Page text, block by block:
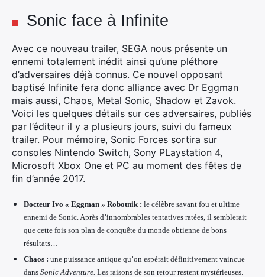
Sonic face à Infinite
Avec ce nouveau trailer, SEGA nous présente un
ennemi totalement inédit ainsi qu’une pléthore
d’adversaires déjà connus. Ce nouvel opposant
baptisé Infinite fera donc alliance avec Dr Eggman
mais aussi, Chaos, Metal Sonic, Shadow et Zavok.
Voici les quelques détails sur ces adversaires, publiés
par l’éditeur il y a plusieurs jours, suivi du fameux
trailer. Pour mémoire, Sonic Forces sortira sur
consoles Nintendo Switch, Sony PLaystation 4,
Microsoft Xbox One et PC au moment des fêtes de
fin d’année 2017.
Docteur Ivo « Eggman » Robotnik : le célèbre savant fou et ultime
ennemi de Sonic. Après d’innombrables tentatives ratées, il semblerait
que cette fois son plan de conquête du monde obtienne de bons
résultats…
Chaos : une puissance antique qu’on espérait définitivement vaincue
dans Sonic Adventure. Les raisons de son retour restent mystérieuses.